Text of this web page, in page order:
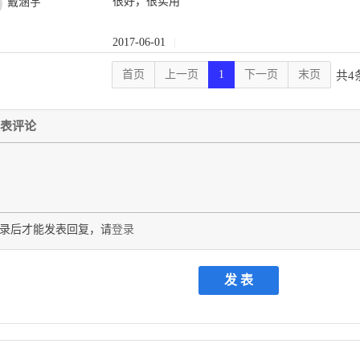
2017-06-01
首页 上一页 1 下一页 末页 共4
评论
后才能发表回复，请登录